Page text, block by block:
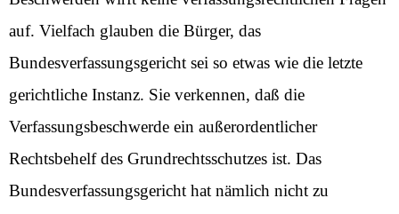
auf. Vielfach glauben die Bürger, das
Bundesverfassungsgericht sei so etwas wie die letzte
gerichtliche Instanz. Sie verkennen, daß die
Verfassungsbeschwerde ein außerordentlicher
Rechtsbehelf des Grundrechtsschutzes ist. Das
Bundesverfassungsgericht hat nämlich nicht zu